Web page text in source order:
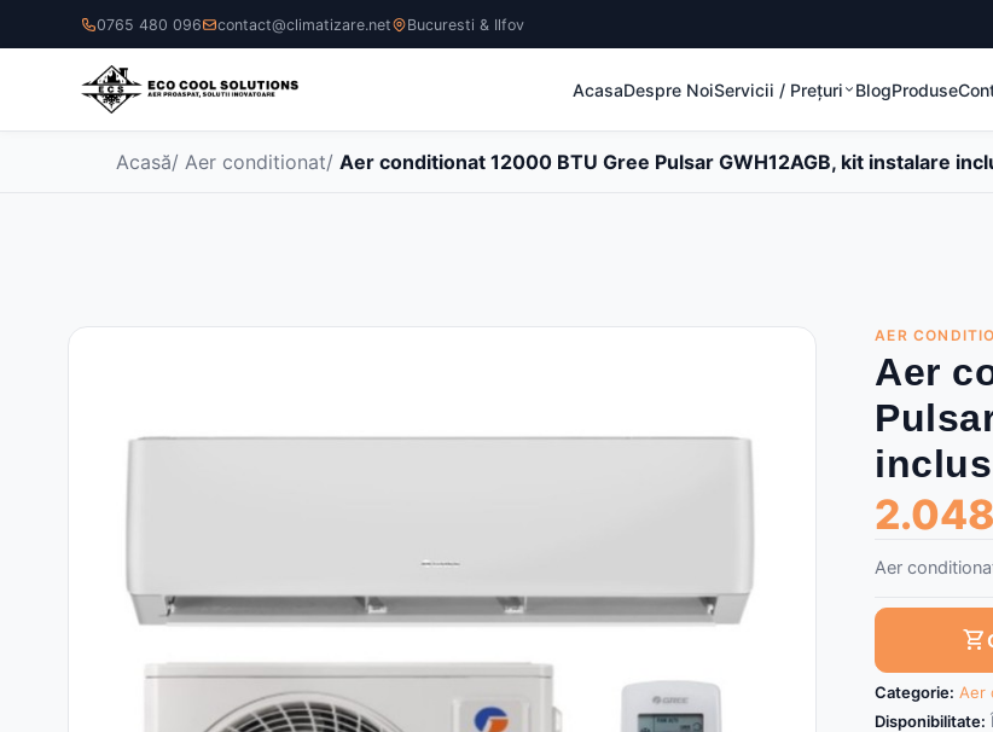
0765 480 096 contact@climatizare.net Bucuresti & Ilfov
AcasaDespre NoiServicii / Prețuri BlogProduse
Acasă/ Aer conditionat/ Aer conditionat 12000 BTU Gree Pulsar GWH12AGB, kit instalare
AER
Aer
inclus
Aer
shopping_cart
Categorie: Aer
Disponibilitate: